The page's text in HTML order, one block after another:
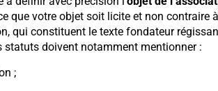
que votre objet soit licite et non contraire
qui constituent le texte fondateur
statuts doivent notamment mentionner :
;